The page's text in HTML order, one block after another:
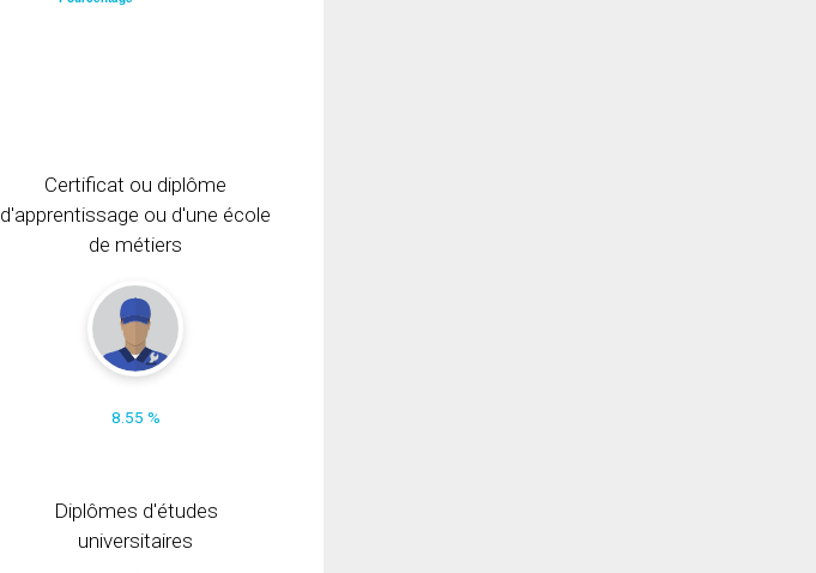
Certificat ou diplôme
d'apprentissage ou d'une école
de métiers
8.55 %
Diplômes d'études
universitaires